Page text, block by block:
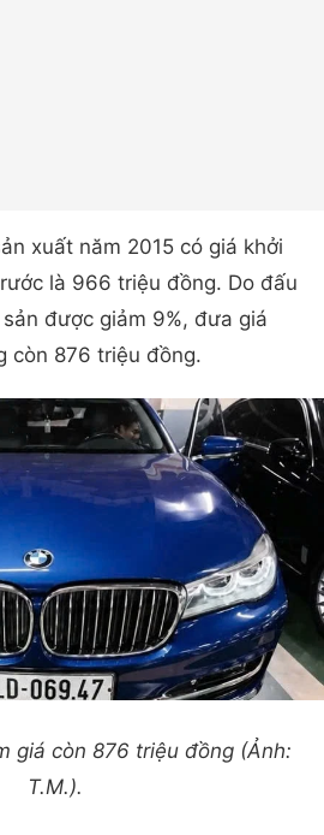
xuất năm 2015 có giá khởi
là 966 triệu đồng. Do đấu
được giảm 9%, đưa giá
còn 876 triệu đồng.
giá còn 876 triệu đồng (Ảnh:
T.M.).